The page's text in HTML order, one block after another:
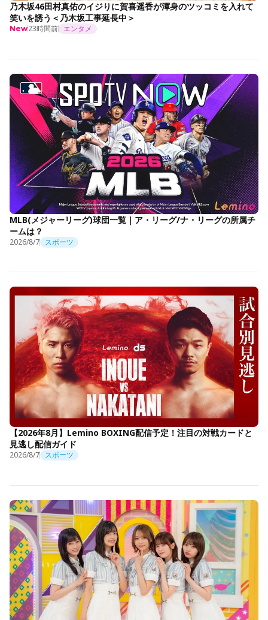
乃木坂46田村真佑のイジりに賀喜遥香が渾身のツッコミを入れて
笑いを誘う＜乃木坂工事延長中＞
New23時間前 エンタメ
MLB(メジャーリーグ)球団一覧｜ア・リーグ/ナ・リーグの所属チ
ームは？
2026/8/7 スポーツ
【2026年8月】Lemino BOXING配信予定！注目の対戦カードと
見逃し配信ガイド
2026/8/7 スポーツ